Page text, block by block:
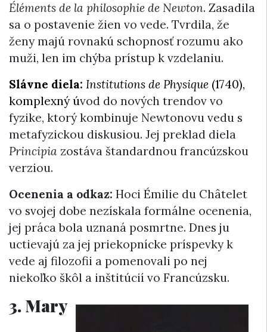
Éléments de la philosophie de Newton. Zasadila
sa o postavenie žien vo vede. Tvrdila, že
ženy majú rovnakú schopnosť rozumu ako
muži, len im chýba prístup k vzdelaniu.
Slávne diela: Institutions de Physique (1740),
komplexný úvod do nových trendov vo
fyzike, ktorý kombinuje Newtonovu vedu s
metafyzickou diskusiou. Jej preklad diela
Principia zostáva štandardnou francúzskou
verziou.
Ocenenia a odkaz: Hoci Émilie du Châtelet
vo svojej dobe nezískala formálne ocenenia,
jej práca bola uznaná posmrtne. Dnes ju
uctievajú za jej priekopnícke príspevky k
vede aj filozofii a pomenovali po nej
niekoľko škôl a inštitúcií vo Francúzsku.
3. Mary